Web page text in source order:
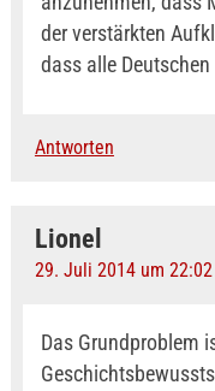
der verstärkten
dass alle
Antworten
Lionel
29. Juli 2014 um 22:02
Das Grundproblem